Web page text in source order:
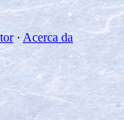
· Acerca da